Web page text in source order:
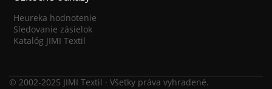
Heureka hodnotenie
Sledovanie zásielok
Katalóg JIMI Textil
© 2002-2025 JIMI Textil · Všetky práva vyhradené.